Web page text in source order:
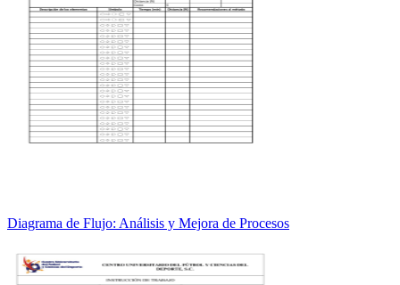
Diagrama de Flujo: Análisis y Mejora de Procesos